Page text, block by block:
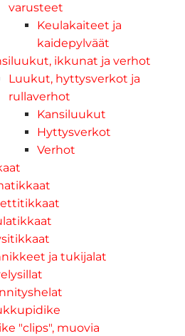
varusteet
Keulakaiteet ja
kaidepylväät
ikkunat ja verhot
Luukut, hyttysverkot ja
rullaverhot
Kansiluukut
Hyttysverkot
Verhot
ja tukijalat
"clips", muovia